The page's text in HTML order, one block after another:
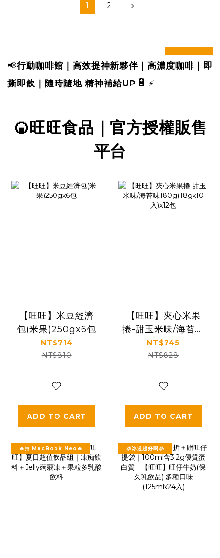
1 2
prev next
📢行動咖啡館｜高效提神新夥伴｜高濃度咖啡｜即
撕即飲｜ 隨時隨地 精神補給UP 🔋 ⚡
🍘旺旺食品｜官方授權販售
平台
【旺旺】米豆經濟
包(米果)250gx6包
NT$714
NT$810
ADD TO CART
【旺旺】夾心米果
捲-甜玉米味/海苔味
180g(18gx10
入)x12包
NT$745
NT$828
ADD TO CART
🔥抽 MacBook Neo🔥 🧊冰過超好喝🧊